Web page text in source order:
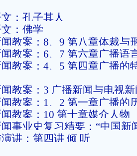
：孔子其人
：佛学
教案：8、9 第八章体裁与
教案：6、7 第六章广播语
教案：4、5 第四章广播的
教案：3 广播新闻与电视
教案：1、2 第一章广播的
教案：10 第十章媒介人物
事业史复习精要：“中国新
讲：第四讲 倾 听